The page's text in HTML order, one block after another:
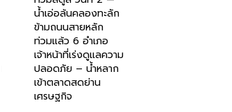
น้ำเอ่อล้นคลองทะลัก
ข้ามถนนสายหลัก
ท่วมแล้ว 6 อำเภอ
เจ้าหน้าที่เร่งดูแลความ
ปลอดภัย – น้ำหลาก
เข้าตลาดสดย่าน
เศรษฐกิจ